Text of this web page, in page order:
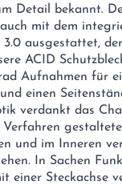
Detail bekannt.
mit dem
ausgestattet,
ACID
Aufnahmen für
einen
verdankt das
und im Inneren
In Sachen
einer Steckachse